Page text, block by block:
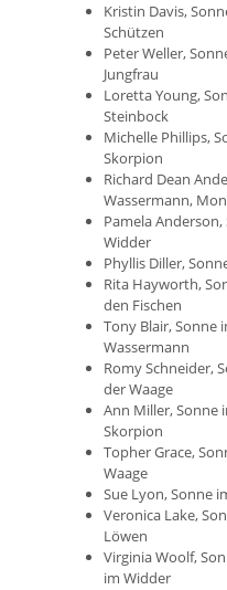
Kristin Davis,
Schützen
Peter Weller,
Jungfrau
Loretta Young,
Steinbock
Michelle Phillips,
Skorpion
Richard Dean
Wassermann,
Pamela
Widder
Phyllis Diller,
Rita Hayworth,
den Fischen
Tony Blair, Sonne
Wassermann
Romy Schneider,
der Waage
Ann Miller, Sonne
Skorpion
Topher Grace,
Waage
Sue Lyon, Sonne
Veronica Lake,
Löwen
Virginia Woolf,
im Widder